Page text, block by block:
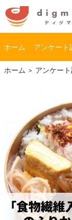
コ
ン
プ
ナ
ビ
動
ホーム アンケート
ホーム アンケー